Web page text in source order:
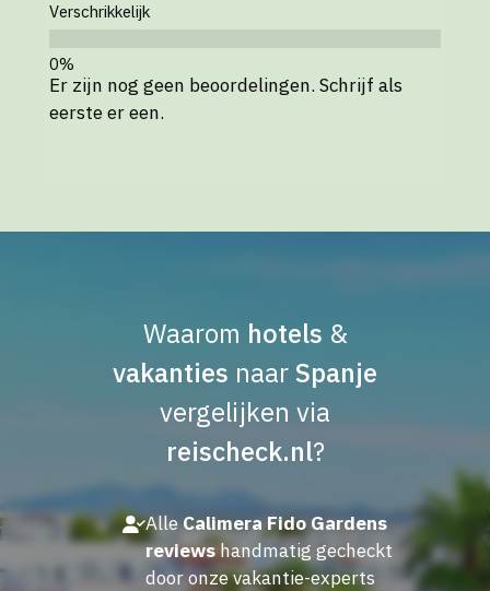
Verschrikkelijk
Er zijn nog geen beoordelingen. Schrijf als
eerste er een.
Waarom hotels &
vakanties naarSpanje
vergelijken via
reischeck.nl?
AlleCalimera Fido Gardens
reviewshandmatig gecheckt
door onze vakantie-experts